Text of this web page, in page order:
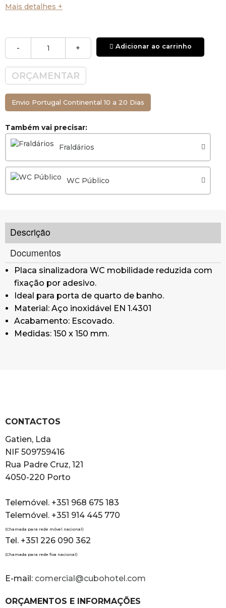
Acabamento: Escovado.
Mais detalhes +
- + Adicionar ao carrinho
ORÇAMENTAR
Envio Portugal Continental 10 a 20 Dias
Também vai precisar:
Fraldários
WC Público
Descrição
Documentos
Placa sinalizadora WC mobilidade reduzida com
fixação por adesivo.
Ideal para porta de quarto de banho.
Material: Aço inoxidável EN 1.4301
Acabamento: Escovado.
Medidas: 150 x 150 mm.
CONTACTOS
Gatien, Lda
NIF 509759416
Rua Padre Cruz, 121
4050-220 Porto
Telemóvel. +351 968 675 183
Telemóvel. +351 914 445 770
(Chamada para rede móvel nacional)
Tel. +351 226 090 362
(Chamada para rede fixa nacional)
E-mail: comercial@cubohotel.com
ORÇAMENTOS E INFORMAÇÕES